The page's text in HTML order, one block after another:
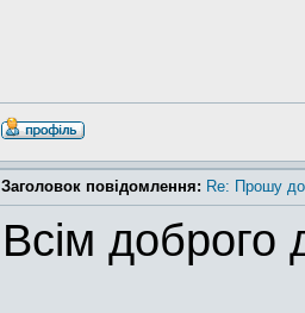
Заголовок повідомлення: Re: Прошу
Всім доброго